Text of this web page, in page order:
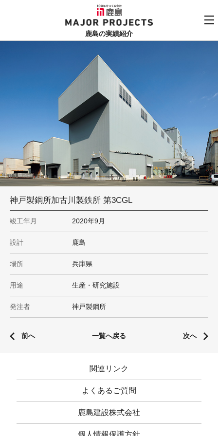
鹿島
MAJOR PROJECTS
鹿島の実績紹介
実績紹介TOP
更新順でみる
用途でさがす
竣工年でさがす
あいうえお順
神戸製鋼所加古川製鉄所 第3CGL
竣工年月 2020年9月
設計 鹿島
場所 兵庫県
用途 生産・研究施設
発注者 神戸製鋼所
前へ 一覧へ戻る 次へ
関連リンク
よくあるご質問
鹿島建設株式会社